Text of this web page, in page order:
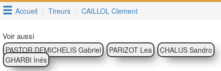
Accueil Tireurs CAILLOL Clement
Voir aussi
PASTOR DEMICHELIS Gabriel PARIZOT Lea
CHALUS Sandro
GHARBI Inés